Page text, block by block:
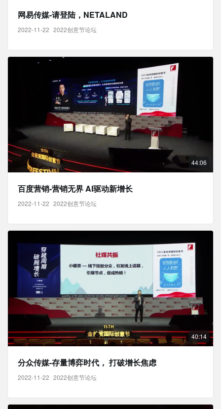
网易传媒-请登陆，NETALAND
2022-11-22 2022创意节论坛
44:06
百度营销-营销无界 AI驱动新增长
2022-11-22 2022创意节论坛
40:14
分众传媒-存量博弈时代， 打破增长焦虑
2022-11-22 2022创意节论坛